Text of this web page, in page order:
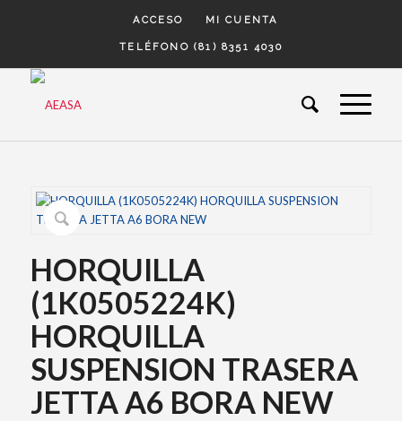
ACCESO MI CUENTA
TELÉFONO (81) 8351 4030
HORQUILLA
(1K0505224K)
HORQUILLA
SUSPENSION TRASERA
JETTA A6 BORA NEW